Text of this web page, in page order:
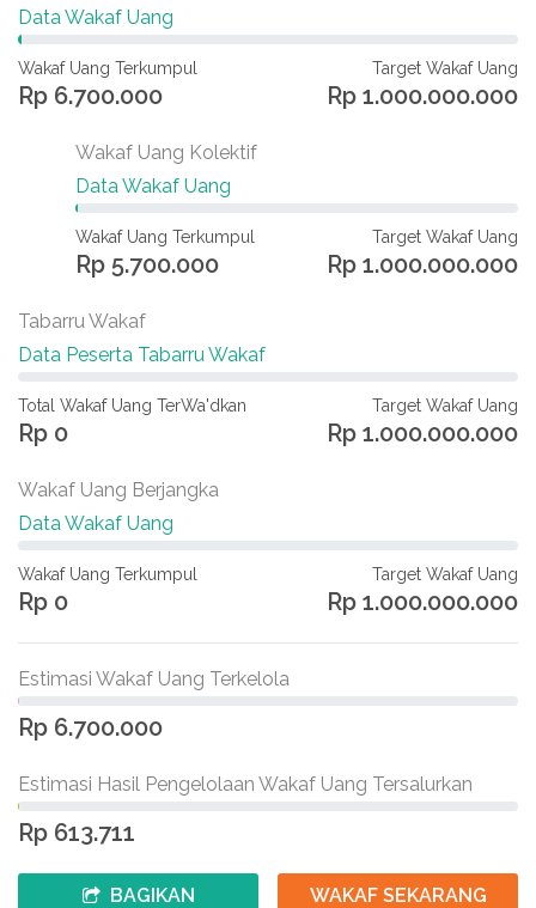
Data Wakaf Uang
Wakaf Uang Terkumpul
Rp 6.700.000
Target Wakaf Uang
Rp 1.000.000.000
Wakaf Uang Kolektif
Data Wakaf Uang
Wakaf Uang Terkumpul
Rp 5.700.000
Target Wakaf Uang
Rp 1.000.000.000
Tabarru Wakaf
Data Peserta Tabarru Wakaf
Total Wakaf Uang TerWa'dkan
Rp 0
Target Wakaf Uang
Rp 1.000.000.000
Wakaf Uang Berjangka
Data Wakaf Uang
Wakaf Uang Terkumpul
Rp 0
Target Wakaf Uang
Rp 1.000.000.000
Estimasi Wakaf Uang Terkelola
Rp 6.700.000
Estimasi Hasil Pengelolaan Wakaf Uang Tersalurkan
Rp 613.711
BAGIKAN WAKAF SEKARANG